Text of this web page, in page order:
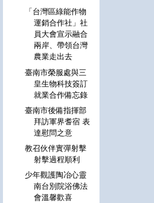
「台灣區綠能作物
運銷合作社」社
員大會宣示融合
兩岸、帶領台灣
農業走出去
臺南市榮服處與三
皇生物科技簽訂
就業合作備忘錄
臺南市後備指揮部
拜訪軍界耆宿 表
達慰問之意
教召伙伴實彈射擊
射擊過程順利
少年觀護陶冶心靈
南台別院浴佛法
會溫馨歡喜